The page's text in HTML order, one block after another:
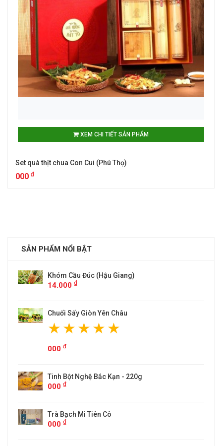
XEM CHI TIẾT SẢN PHẨM
Set quà thịt chua Con Cui (Phú Thọ)
000 ₫
SẢN PHẨM NỔI BẬT
Giang)
Châu
- 220g
ĐẶC SẢN CHÈ TÂN CƯƠNG